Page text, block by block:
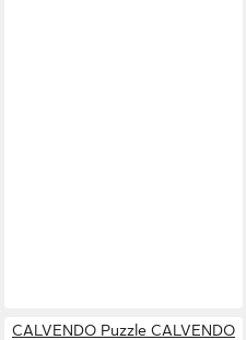
CALVENDO Puzzle CALVENDO